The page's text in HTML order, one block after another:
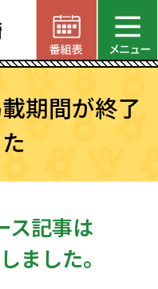
期間が終了
ス記事は
ました。